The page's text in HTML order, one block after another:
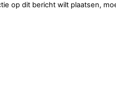
op dit bericht wilt plaatsen,